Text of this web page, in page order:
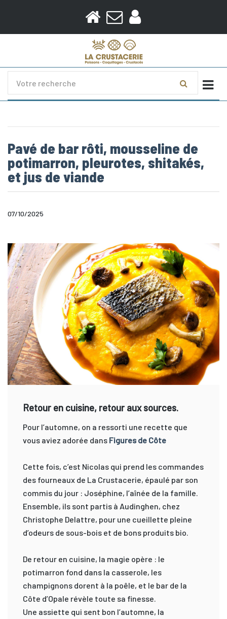
Pavé de bar rôti, mousseline de
potimarron, pleurotes, shitakés,
et jus de viande
07/10/2025
Retour en cuisine, retour aux sources.
Pour l’automne, on a ressorti une recette que
vous aviez adorée dans Figures de Côte
Cette fois, c’est Nicolas qui prend les commandes
des fourneaux de La Crustacerie, épaulé par son
commis du jour : Joséphine, l’aînée de la famille.
Ensemble, ils sont partis à Audinghen, chez
Christophe Delattre, pour une cueillette pleine
d’odeurs de sous-bois et de bons produits bio.
De retour en cuisine, la magie opère : le
potimarron fond dans la casserole, les
champignons dorent à la poêle, et le bar de la
Côte d’Opale révèle toute sa finesse.
Une assiette qui sent bon l’automne, la